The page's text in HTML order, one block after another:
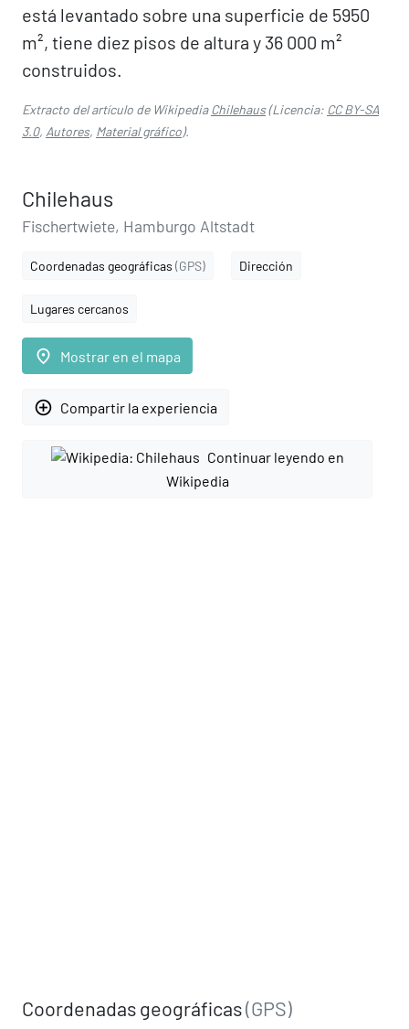
está levantado sobre una superficie de 5950
m², tiene diez pisos de altura y 36 000 m²
construidos.
Extracto del artículo de WikipediaChilehaus(Licencia: CC BY-SA
3.0, Autores, Material gráfico).
Chilehaus
Fischertwiete, Hamburgo Altstadt
Coordenadas geográficas (GPS) Dirección
Lugares cercanos
place Mostrar en el mapa
add_circle_outline Compartir la experiencia
Continuar leyendo en
Wikipedia
Coordenadas geográficas(GPS)